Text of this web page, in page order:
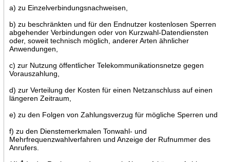
a) zu Einzelverbindungsnachweisen,
b) zu beschränkten und für den Endnutzer kostenlosen Sperren
abgehender Verbindungen oder von Kurzwahl-Datendiensten
oder, soweit technisch möglich, anderer Arten ähnlicher
Anwendungen,
c) zur Nutzung öffentlicher Telekommunikationsnetze gegen
Vorauszahlung,
d) zur Verteilung der Kosten für einen Netzanschluss auf einen
längeren Zeitraum,
e) zu den Folgen von Zahlungsverzug für mögliche Sperren und
f) zu den Dienstemerkmalen Tonwahl- und
Mehrfrequenzwahlverfahren und Anzeige der Rufnummer des
Anrufers.